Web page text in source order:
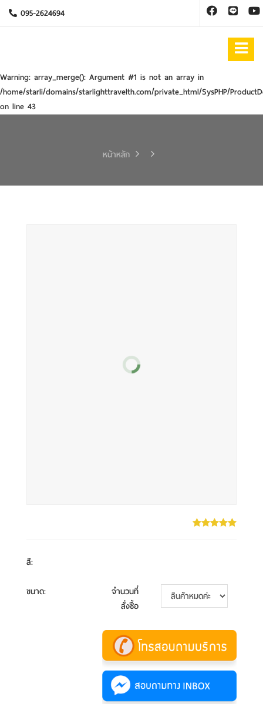
095-2624694
Warning: array_merge(): Argument #1 is not an array in
/home/starli/domains/starlighttravelth.com/private_html/SysPHP/
on line 43
หน้าหลัก
สี:
ขนาด:
จำนวนที่
สั่งซื้อ